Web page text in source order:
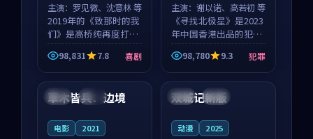
主演： 罗见微、沈意林 等
2019年的《致那时的我
们》是高桥纯再度打磨
的喜剧佳作。中国大陆
的取景与都市寓言的氛
围相互成就，罗见微与
沈意林的对手戏自然克
制，让整部影片在悬
98,831 7.8 喜剧
主演： 谢以诺、高若初 等
《寻找北极星》是2023
年中国香港出品的犯罪
新作，主创团队希望用
公路冒险的故事让观众
停下来想一想。谢以诺
领衔，高若初担任重要
角色，戚南柯的叙事
98,780 9.3 犯罪
泰国 独播
草木皆兵：边境
电影 2021
中国 独播
双城记新版
动漫 2025